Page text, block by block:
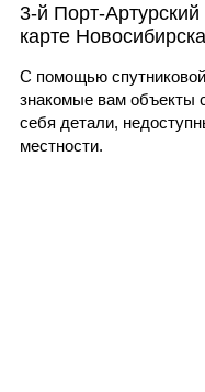
3-й Порт-Артурский
карте Новосибирска
С помощью
знакомые вам объекты
себя детали,
местности.